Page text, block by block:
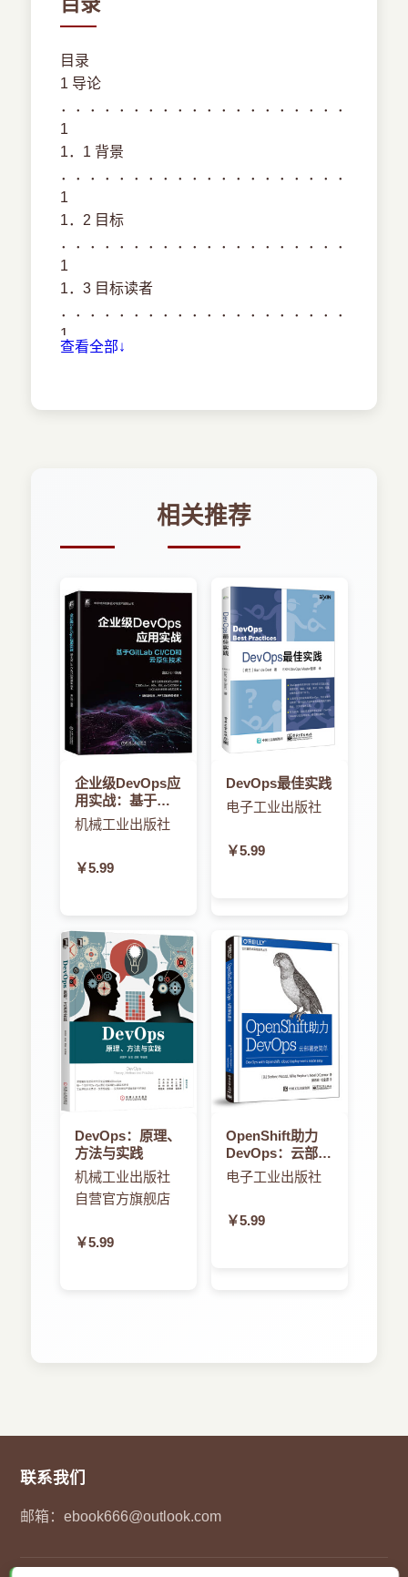
目录
1 导论
．．．．．．．．．．．．．．．．．．．．．．．
1
1．1 背景
．．．．．．．．．．．．．．．．．．．．．．．
1
1．2 目标
．．．．．．．．．．．．．．．．．．．．．．．
1
1．3 目标读者
．．．．．．．．．．．．．．．．．．．．．．．
1
1．4 结构
．．．．．．．．．．．．．．．．．．．．．．．
．．．．．．．．．．．．．．．．．．．．．．．
4
2．2 DevOps 是什么
．．．．．．．．．．．．．．．．．．．．．．．
2．3 DevOps 的公共特性
．．．．．．．．．．．．．．．．．．．．．．．
．．．．．．．．．．．．．．．．．．．．．．．
2．5 结论
．．．．．．．．．．．．．．．．．．．．．．
7
3．1 引言
．．．．．．．．．．．．．．．．．．．．．．
7
3．2 流程
．．．．．．．．．．．．．．．．．．．．．．
7
4 组织模式（#03）
．．．．．．．．．．．．．．．．．．．．．．．
15
4．1 引言
．．．．．．．．．．．．．．．．．．．．．．
4．2 术语
．．．．．．．．．．．．．．．．．．．．．
5 流程蓝图（#04）
20
查看全部↓
相关推荐
企业级DevOps应
用实战：基于
GitLab CI/CD和
云原生技术 温红
机械工业出版社
￥5.99
DevOps最佳实践
电子工业出版社
￥5.99
DevOps：原理、
方法与实践
机械工业出版社
自营官方旗舰店
￥5.99
OpenShift助力
DevOps：云部署
更简单
电子工业出版社
￥5.99
联系我们
邮箱：ebook666@outlook.com